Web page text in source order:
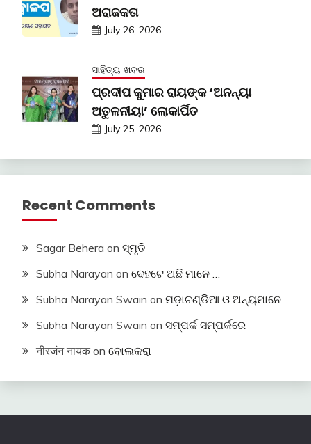
ଅରାଜକତା
July 26, 2026
ସାହିତ୍ୟ ଖବର
ପ୍ରଦୀପ କୁମାର ରାୟଙ୍କ ‘ଅନନ୍ୟା
ଅତୁଳନୀୟା’ ଲୋକାର୍ପିତ
July 25, 2026
Recent Comments
Sagar Behera on ସ୍ମୃତି
Subha Narayan on ଦେହଟେ ଅଛି ମାନେ …
Subha Narayan Swain on ମଡ଼ାଚଣ୍ଡିଆ ଓ ଅନ୍ୟମାନେ
Subha Narayan Swain on ସମ୍ପର୍କ ସମ୍ପର୍କରେ
नीरजंन नायक on ବୋଲକରା